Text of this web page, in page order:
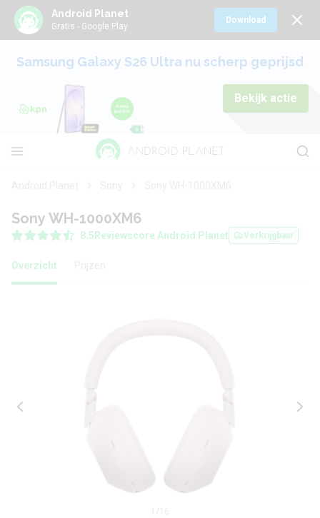
Android Planet
Gratis - Google Play
Download
Samsung Galaxy S26 Ultra nu scherp geprijsd
Bekijk actie
Sony WH-1000XM6
8.5Reviewscore Android Planet Verkrijgbaar
Overzicht